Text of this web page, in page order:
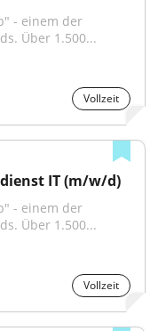
- einem der
Über 1.500...
Vollzeit
IT (m/w/d)
- einem der
Über 1.500...
Vollzeit